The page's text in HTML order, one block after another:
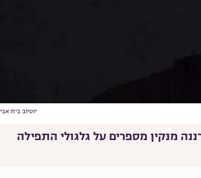
יוטיוב בית
מנקין מספרים על גלגולי התפילה